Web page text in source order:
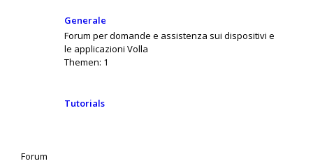
Generale
Forum per domande e assistenza sui dispositivi e
le applicazioni Volla
Themen: 1
Tutorials
Forum